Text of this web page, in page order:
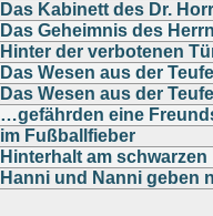
Das Kabinett des Dr.
Das Geheimnis des
Hinter der verbotenen
Das Wesen aus der
Das Wesen aus der
…gefährden eine
im Fußballfieber
Hinterhalt am schwarzen
Hanni und Nanni geben